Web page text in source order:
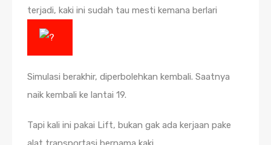
terjadi, kaki ini sudah tau mesti kemana berlari
Simulasi berakhir, diperbolehkan kembali. Saatnya
naik kembali ke lantai 19.
Tapi kali ini pakai Lift, bukan gak ada kerjaan pake